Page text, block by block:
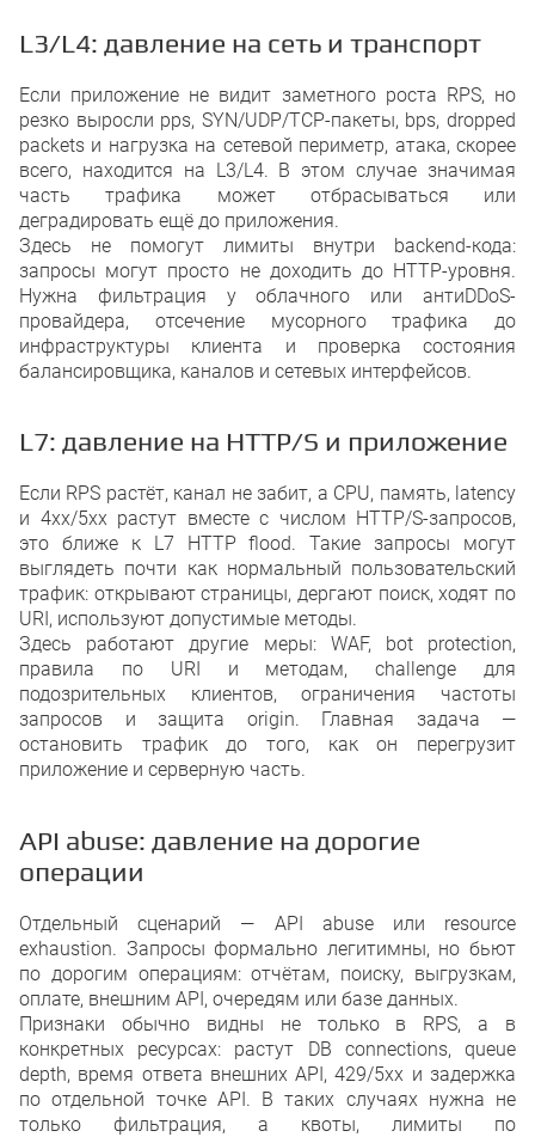
L3/L4: давление на сеть и транспорт
Если приложение не видит заметного роста RPS, но
резко выросли pps, SYN/UDP/TCP-пакеты, bps, dropped
packets и нагрузка на сетевой периметр, атака, скорее
всего, находится на L3/L4. В этом случае значимая
часть трафика может отбрасываться или
деградировать ещё до приложения.
Здесь не помогут лимиты внутри backend-кода:
запросы могут просто не доходить до HTTP-уровня.
Нужна фильтрация у облачного или антиDDoS-
провайдера, отсечение мусорного трафика до
инфраструктуры клиента и проверка состояния
балансировщика, каналов и сетевых интерфейсов.
L7: давление на HTTP/S и приложение
Если RPS растёт, канал не забит, а CPU, память, latency
и 4xx/5xx растут вместе с числом HTTP/S-запросов,
это ближе к L7 HTTP flood. Такие запросы могут
выглядеть почти как нормальный пользовательский
трафик: открывают страницы, дергают поиск, ходят по
URI, используют допустимые методы.
Здесь работают другие меры: WAF, bot protection,
правила по URI и методам, challenge для
подозрительных клиентов, ограничения частоты
запросов и защита origin. Главная задача —
остановить трафик до того, как он перегрузит
приложение и серверную часть.
API abuse: давление на дорогие
операции
Отдельный сценарий — API abuse или resource
exhaustion. Запросы формально легитимны, но бьют
по дорогим операциям: отчётам, поиску, выгрузкам,
оплате, внешним API, очередям или базе данных.
Признаки обычно видны не только в RPS, а в
конкретных ресурсах: растут DB connections, queue
depth, время ответа внешних API, 429/5xx и задержка
по отдельной точке API. В таких случаях нужна не
только фильтрация, а квоты, лимиты по